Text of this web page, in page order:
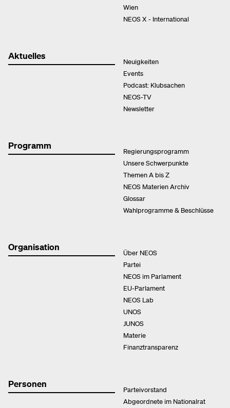
Wien
NEOS X - International
Aktuelles
Neuigkeiten
Events
Podcast: Klubsachen
NEOS-TV
Newsletter
Programm
Regierungsprogramm
Unsere Schwerpunkte
Themen A bis Z
NEOS Materien Archiv
Glossar
Wahlprogramme & Beschlüsse
Organisation
Über NEOS
Partei
NEOS im Parlament
EU-Parlament
NEOS Lab
UNOS
JUNOS
Materie
Finanztransparenz
Personen
Parteivorstand
Abgeordnete im Nationalrat